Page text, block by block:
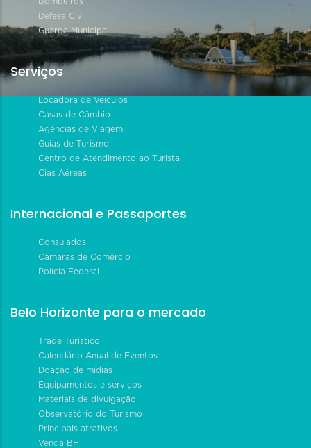
Defesa Civil
Guarda Municipal
Serviços
Locadora de Veículos
Casas de Câmbio
Agências de Viagem
Guias de Turismo
Centro de Atendimento ao Turista
Cias Aéreas
Internacional e Passaportes
Consulados
Câmaras de Comércio
Polícia Federal
Belo Horizonte para o mercado
Trade Turístico
Calendário Anual de Eventos
Doação de mídias
Equipamentos e serviços
Materiais de divulgação
Observatório do Turismo
Principais atrativos
Venda BH